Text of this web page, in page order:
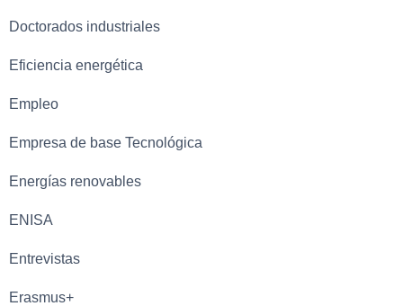
Doctorados industriales
Eficiencia energética
Empleo
Empresa de base Tecnológica
Energías renovables
ENISA
Entrevistas
Erasmus+